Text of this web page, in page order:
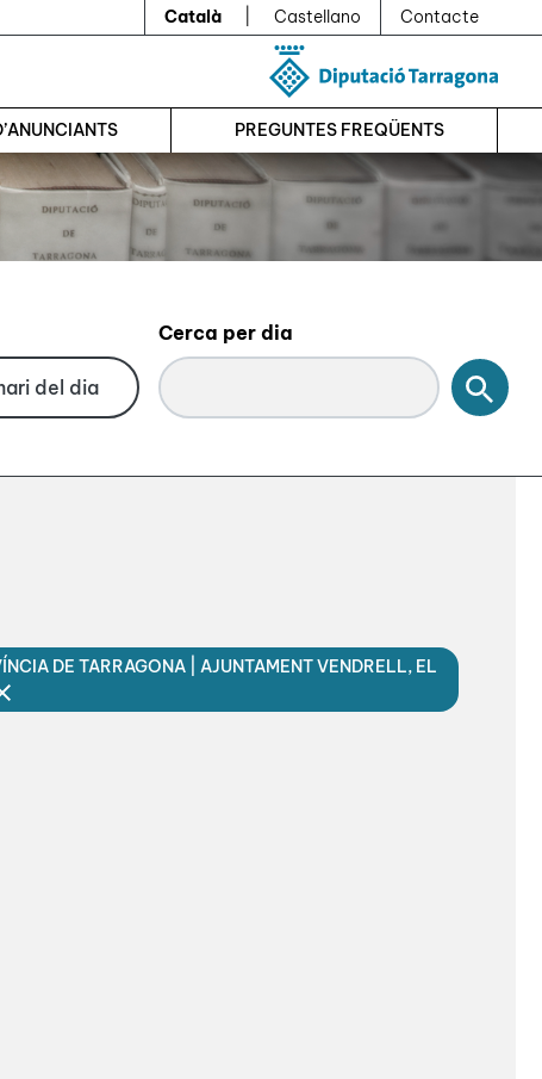
Català Castellano Contacte
PREGUNTES FREQÜENTS
del dia
Cerca per dia
DE TARRAGONA | AJUNTAMENT VENDRELL, EL